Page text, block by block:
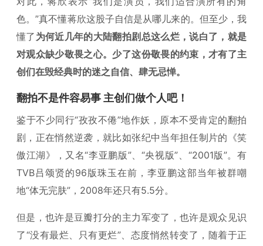
色。”真不懂蒋欣这股子自信是从哪儿来的。但至少，我
懂了 为何近几年的大陆翻拍剧总这么烂，说白了，就是
对观众缺少敬畏之心。少了这份敬畏的约束，才有了主
创们在毁经典时的迷之自信、肆无忌惮。
翻拍不是件容易事 主创们做个人吧！
鉴于不少同行“孜孜不倦”地作妖，原本不受肯定的翻拍
剧，正在悄然逆袭，就比如张纪中当年担任制片的《笑
傲江湖》，又名“李亚鹏版”、“央视版”、“2001版”。有
TVB吕颂贤的96版珠玉在前，李亚鹏这部当年被群嘲
地“体无完肤”，2008年还只有5.5分。
但是，也许是豆瓣打分的主力军变了，也许是观众见识
了“没有最烂、只有更烂”、态度悄然转变了，随着于正